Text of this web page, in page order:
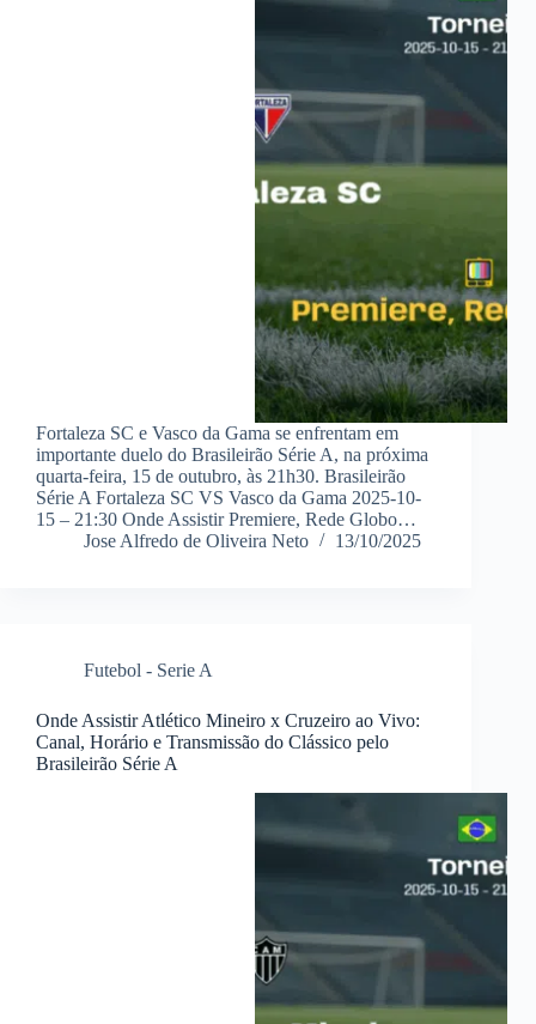
Fortaleza SC e Vasco da Gama se enfrentam em
importante duelo do Brasileirão Série A, na próxima
quarta-feira, 15 de outubro, às 21h30. Brasileirão
Série A Fortaleza SC VS Vasco da Gama 2025-10-
15 – 21:30 Onde Assistir Premiere, Rede Globo…
Jose Alfredo de Oliveira Neto
13/10/2025
Futebol - Serie A
Onde Assistir Atlético Mineiro x Cruzeiro ao Vivo:
Canal, Horário e Transmissão do Clássico pelo
Brasileirão Série A